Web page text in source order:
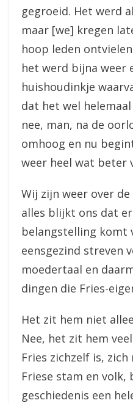
gegroeid. Het werd
maar [we] kregen
hoop leden
het werd bijna weer
huishoudinkje
dat het wel
nee, man, na de
omhoog en nu
weer heel wat beter
Wij zijn weer over
alles blijkt ons dat
belangstelling komt
eensgezind streven
moedertaal en
dingen die Fries-
Het zit hem niet
Nee, het zit hem
Fries zichzelf is,
Friese stam en
geschiedenis een